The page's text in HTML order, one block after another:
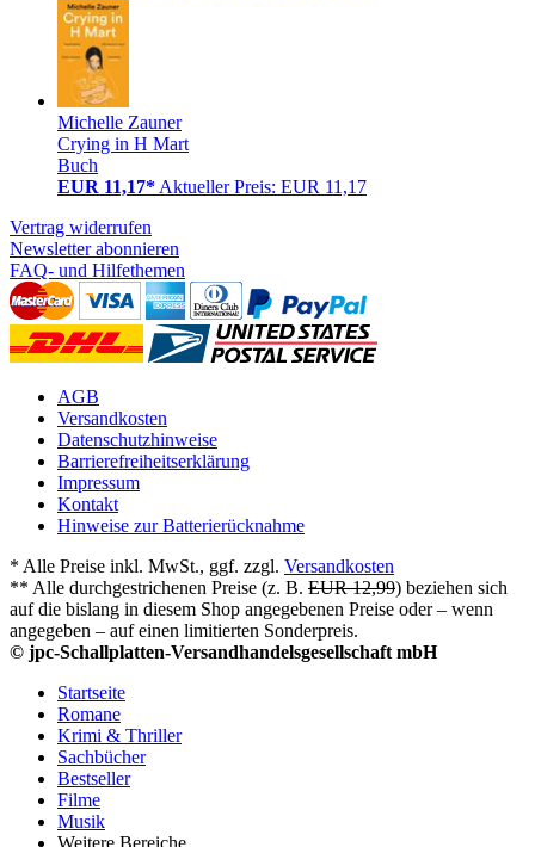
Michelle Zauner
Crying in H Mart
Buch
EUR 11,17* Aktueller Preis: EUR 11,17
Vertrag widerrufen
Newsletter abonnieren
FAQ- und Hilfethemen
AGB
Versandkosten
Datenschutzhinweise
Barrierefreiheitserklärung
Impressum
Kontakt
Hinweise zur Batterierücknahme
* Alle Preise inkl. MwSt., ggf. zzgl. Versandkosten
** Alle durchgestrichenen Preise (z. B. EUR 12,99) beziehen sich
auf die bislang in diesem Shop angegebenen Preise oder – wenn
angegeben – auf einen limitierten Sonderpreis.
© jpc-Schallplatten-Versandhandelsgesellschaft mbH
Startseite
Romane
Krimi & Thriller
Sachbücher
Bestseller
Filme
Musik
Weitere Bereiche